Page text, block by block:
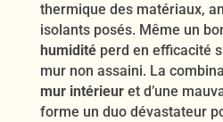
thermique des matériaux,
isolants posés. Même un
humiditéperd en efficacité
mur non assaini. La
mur intérieuret d’une
forme un duo dévastateur